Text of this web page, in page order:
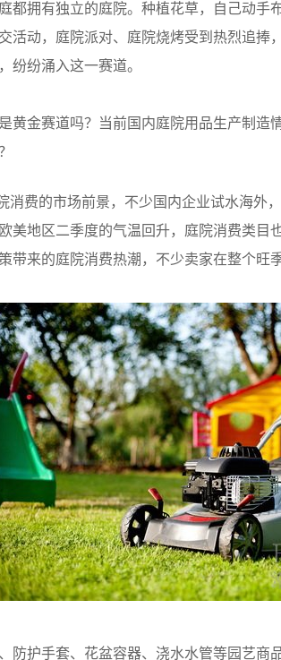
都拥有独立的庭院。种植花草，自己动手
活动，庭院派对、庭院烧烤受到热烈追捧
纷纷涌入这一赛道。
黄金赛道吗？当前国内庭院用品生产制造
消费的市场前景，不少国内企业试水海外
美地区二季度的气温回升，庭院消费类目
带来的庭院消费热潮，不少卖家在整个旺
防护手套、花盆容器、浇水水管等园艺商